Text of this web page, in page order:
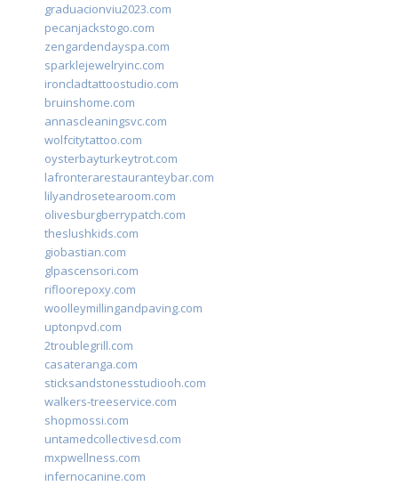
graduacionviu2023.com
pecanjackstogo.com
zengardendayspa.com
sparklejewelryinc.com
ironcladtattoostudio.com
bruinshome.com
annascleaningsvc.com
wolfcitytattoo.com
oysterbayturkeytrot.com
lafronterarestauranteybar.com
lilyandrosetearoom.com
olivesburgberrypatch.com
theslushkids.com
giobastian.com
glpascensori.com
rifloorepoxy.com
woolleymillingandpaving.com
uptonpvd.com
2troublegrill.com
casateranga.com
sticksandstonesstudiooh.com
walkers-treeservice.com
shopmossi.com
untamedcollectivesd.com
mxpwellness.com
infernocanine.com